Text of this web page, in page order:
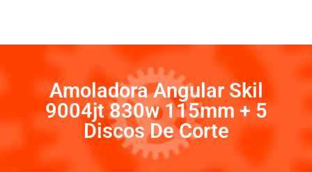
Amoladora Angular Skil
9004jt 830w 115mm + 5
Discos De Corte